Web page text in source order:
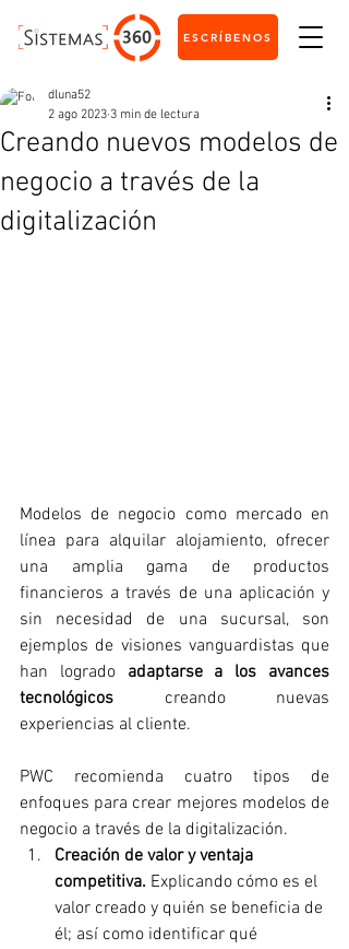
ESCRÍBENOS
Creando nuevos modelos de
negocio a través de la
digitalización
dluna52
2 ago 2023 3 min de lectura
Modelos de negocio como mercado en
línea para alquilar alojamiento, ofrecer
una amplia gama de productos
financieros a través de una aplicación y
sin necesidad de una sucursal, son
ejemplos de visiones vanguardistas que
han logrado adaptarse a los avances
tecnológicos creando nuevas
experiencias al cliente.
PWC recomienda cuatro tipos de
enfoques para crear mejores modelos de
negocio a través de la digitalización.
Creación de valor y ventaja
competitiva. Explicando cómo es el
valor creado y quién se beneficia de
él; así como identificar qué